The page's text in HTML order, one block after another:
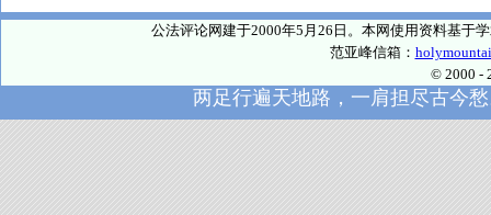
公法评论网建于2000年5月26日。本网使用资料基于
范亚峰信箱：
© 2000 -
两足行遍天地路，一肩担尽古今